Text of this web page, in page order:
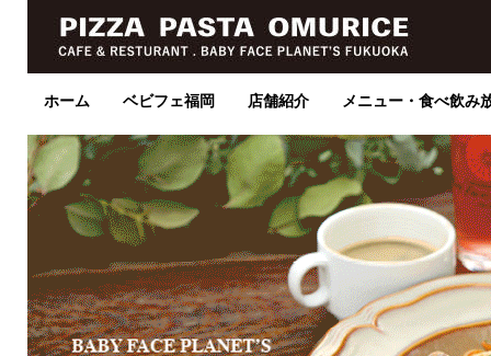
ホーム ベビフェ福岡 店舗紹介 メニュー・食べ飲み